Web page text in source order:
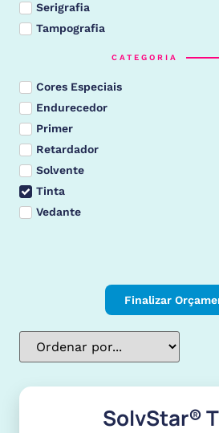
Serigrafia
Tampografia
CATEGORIA
Cores Especiais
Endurecedor
Primer
Retardador
Solvente
Tinta
Vedante
Finalizar
SolvStar®